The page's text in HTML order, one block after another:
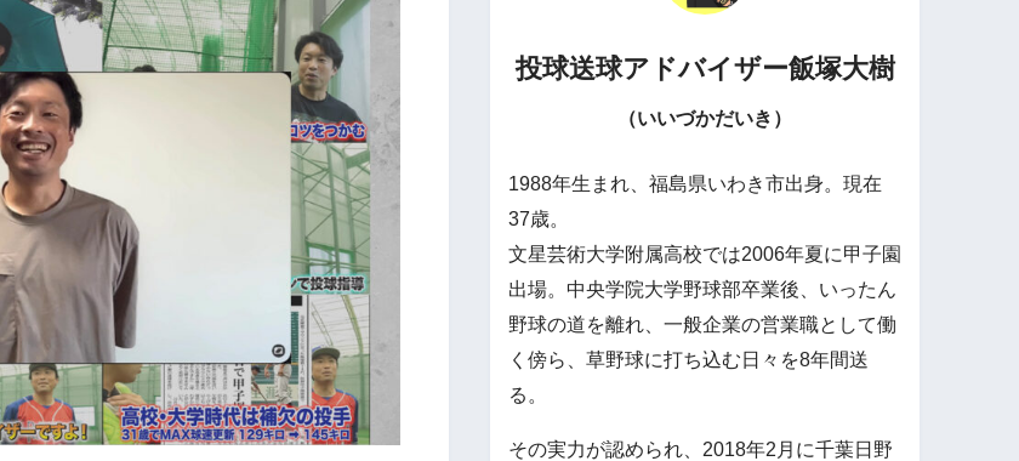
投球送球アドバイザー飯塚大樹
（いいづかだいき）
1988年生まれ、福島県いわき市出身。現在
37歳。
文星芸術大学附属高校では2006年夏に甲子園
出場。中央学院大学野球部卒業後、いったん
野球の道を離れ、一般企業の営業職として働
く傍ら、草野球に打ち込む日々を8年間送
る。
その実力が認められ、2018年2月に千葉日野